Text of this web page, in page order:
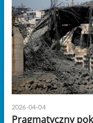
2026-04-04
Pragmatyczny